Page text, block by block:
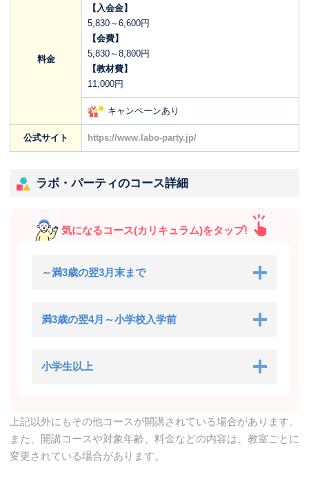
料金
【入会金】
5,830～6,600円
【会費】
5,830～8,800円
【教材費】
11,000円
キャンペーンあり
公式サイト https://www.labo-party.jp/
ラボ・パーティのコース詳細
気になるコース(カリキュラム)をタップ!
～満3歳の翌3月末まで
満3歳の翌4月～小学校入学前
小学生以上
上記以外にもその他コースが開講されている場合があります。
また、開講コースや対象年齢、料金などの内容は、教室ごとに
変更されている場合があります。